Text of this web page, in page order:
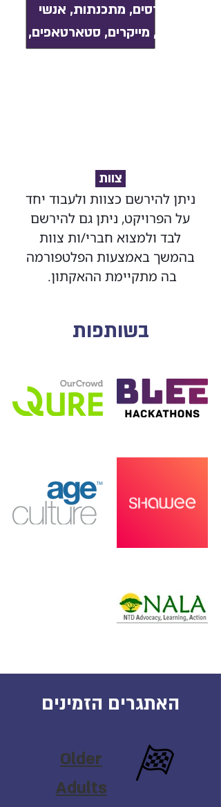
מהנדסים, מתכנתות, אנשי
רפואה, מייקרים, סטארטאפים,
כל מי שיש לו או לה רעיון או
צוות
ניתן להירשם כצוות ולעבוד יחד
על הפרויקט, ניתן גם להירשם
לבד ולמצוא חברי/ות צוות
בהמשך באמצעות הפלטפורמה
בה מתקיימת ההאקתון.
בשותפות
האתגרים הזמינים
Older
Adults